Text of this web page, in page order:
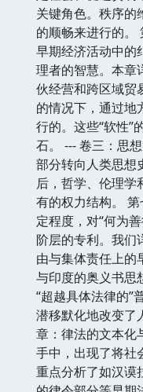
关键角色。秩序的
的顺畅来进行的。
早期经济活动中的
理者的智慧。本章
伙经营和跨区域贸
的情况下，通过地
行的。这些“软性”
石。 --- 卷三：思
部分转向人类思
后，哲学、伦理学
有的权力结构。
定程度，对“何为
阶层的专利。我们
由与集体责任上的
与印度的奥义书思
“超越具体法律的”
潜移默化地改变了
章：律法的文本化
手中，出现了将社
重点分析了如汉谟